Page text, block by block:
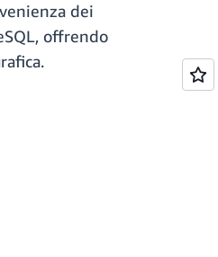
dei
offrendo